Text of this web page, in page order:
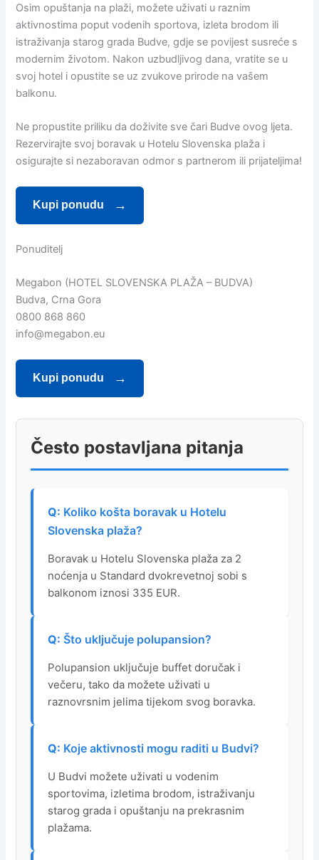
Osim opuštanja na plaži, možete uživati u raznim
aktivnostima poput vodenih sportova, izleta brodom ili
istraživanja starog grada Budve, gdje se povijest susreće s
modernim životom. Nakon uzbudljivog dana, vratite se u
svoj hotel i opustite se uz zvukove prirode na vašem
balkonu.
Ne propustite priliku da doživite sve čari Budve ovog ljeta.
Rezervirajte svoj boravak u Hotelu Slovenska plaža i
osigurajte si nezaboravan odmor s partnerom ili prijateljima!
Kupi ponudu
Ponuditelj
Megabon (HOTEL SLOVENSKA PLAŽA – BUDVA)
Budva, Crna Gora
0800 868 860
info@megabon.eu
Kupi ponudu
Često postavljana pitanja
Koliko košta boravak u Hotelu
Slovenska plaža?
Boravak u Hotelu Slovenska plaža za 2
noćenja u Standard dvokrevetnoj sobi s
balkonom iznosi 335 EUR.
Što uključuje polupansion?
Polupansion uključuje buffet doručak i
večeru, tako da možete uživati u
raznovrsnim jelima tijekom svog boravka.
Koje aktivnosti mogu raditi u Budvi?
U Budvi možete uživati u vodenim
sportovima, izletima brodom, istraživanju
starog grada i opuštanju na prekrasnim
plažama.